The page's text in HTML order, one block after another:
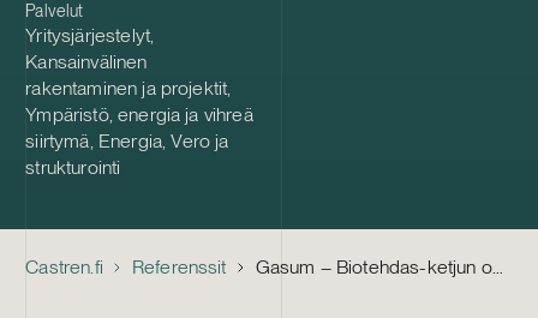
Palvelut
Yritysjärjestelyt,
Kansainvälinen
rakentaminen ja projektit,
Ympäristö, energia ja vihreä
siirtymä, Energia,Vero ja
strukturointi
Castren.fi Referenssit Gasum – Biotehdas-ketjun osto